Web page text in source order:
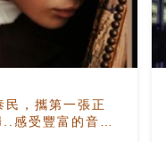
，攜第一張正
感受豐富的音樂